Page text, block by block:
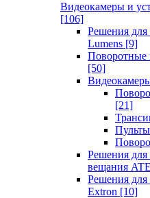
Видеокамеры и
[106]
Решения для
Lumens [9]
Поворотные
[50]
[21]
Решения для
вещания
Решения для
Extron [10]